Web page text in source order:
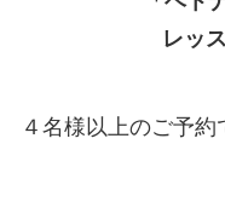
レッ
４名様以上のご予